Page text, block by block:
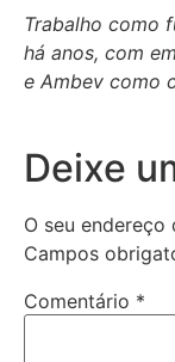
Trabalho como
há anos, com
e Ambev como
Deixe
O seu
Campos
Comentário *